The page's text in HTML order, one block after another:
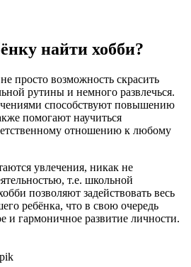
найти хобби?
просто возможность скрасить
рутины и немного развлечься.
способствуют повышению
помогают научиться
отношению к любому
увлечения, никак не
т.е. школьной
позволяют задействовать весь
ребёнка, что в свою очередь
и гармоничное развитие личности.